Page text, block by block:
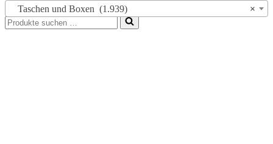
×
Taschen und Boxen (1.939)
Suchen
nach …